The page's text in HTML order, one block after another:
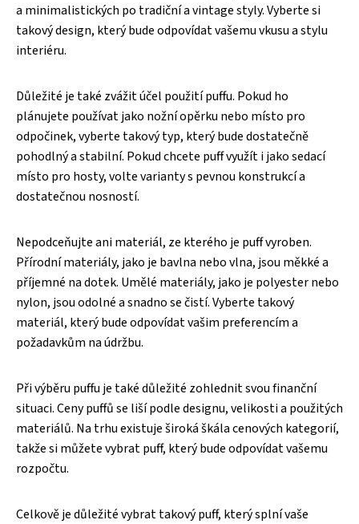
a minimalistických po tradiční a vintage styly. Vyberte si
takový design, který bude odpovídat vašemu vkusu a stylu
interiéru.
Důležité je také zvážit účel použití puffu. Pokud ho
plánujete používat jako nožní opěrku nebo místo pro
odpočinek, vyberte takový typ, který bude dostatečně
pohodlný a stabilní. Pokud chcete puff využít i jako sedací
místo pro hosty, volte varianty s pevnou konstrukcí a
dostatečnou nosností.
Nepodceňujte ani materiál, ze kterého je puff vyroben.
Přírodní materiály, jako je bavlna nebo vlna, jsou měkké a
příjemné na dotek. Umělé materiály, jako je polyester nebo
nylon, jsou odolné a snadno se čistí. Vyberte takový
materiál, který bude odpovídat vašim preferencím a
požadavkům na údržbu.
Při výběru puffu je také důležité zohlednit svou finanční
situaci. Ceny puffů se liší podle designu, velikosti a použitých
materiálů. Na trhu existuje široká škála cenových kategorií,
takže si můžete vybrat puff, který bude odpovídat vašemu
rozpočtu.
Celkově je důležité vybrat takový puff, který splní vaše